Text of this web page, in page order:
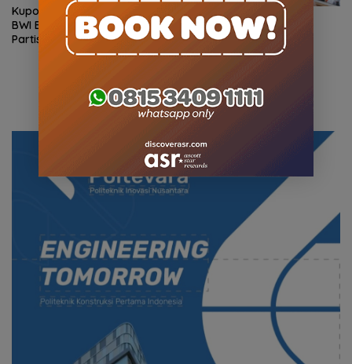
Kupon Wakaf Tunai, Inovasi
BWI Batam Perluas
Partisipasi Masyarakat
dalam Wakaf Produktif
Polda Kepri Jalani Audit
Kinerja Itwasum Polri,
Perkuat Tata Kelola